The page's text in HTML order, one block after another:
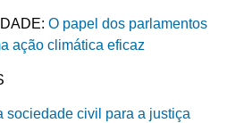
O papel dos parlamentos
ação climática eficaz
sociedade civil para a justiça